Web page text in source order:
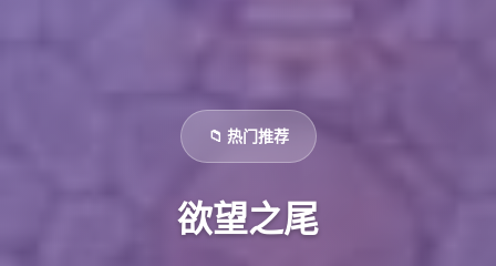
📁 热门推荐
欲望之尾